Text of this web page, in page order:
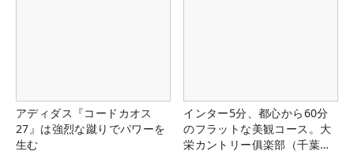
アディダス『コードカオス
27』は強烈な蹴りでパワーを
生む
インター5分、都心から60分
のフラットな美観コース。大
栄カントリー俱楽部（千葉